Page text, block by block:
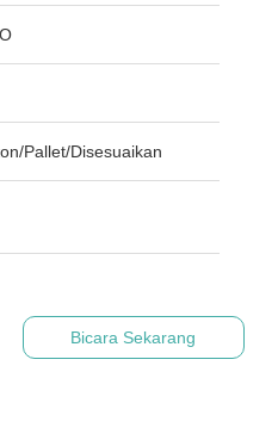
Pallet/Disesuaikan
Bicara Sekarang